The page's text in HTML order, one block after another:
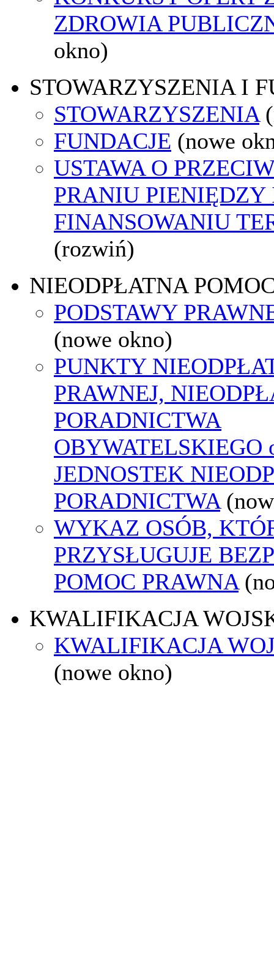
ZDROWIA
okno)
STOWARZYSZENIA I
STOWARZYSZENIA
FUNDACJE (nowe
USTAWA O
PRANIU PIENIĘDZY
FINANSOWANIU
(rozwiń)
NIEODPŁATNA
PODSTAWY
(nowe okno)
PUNKTY
PRAWNEJ,
PORADNICTWA
OBYWATELSKIEGO
JEDNOSTEK
PORADNICTWA
WYKAZ OSÓB,
PRZYSŁUGUJE
POMOC PRAWNA
KWALIFIKACJA
KWALIFIKACJA
(nowe okno)